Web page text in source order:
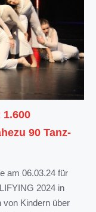
1.600
90 Tanz-
am 06.03.24 für
2024 in
von Kindern über